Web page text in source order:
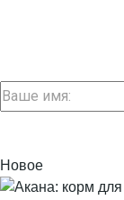
Новое